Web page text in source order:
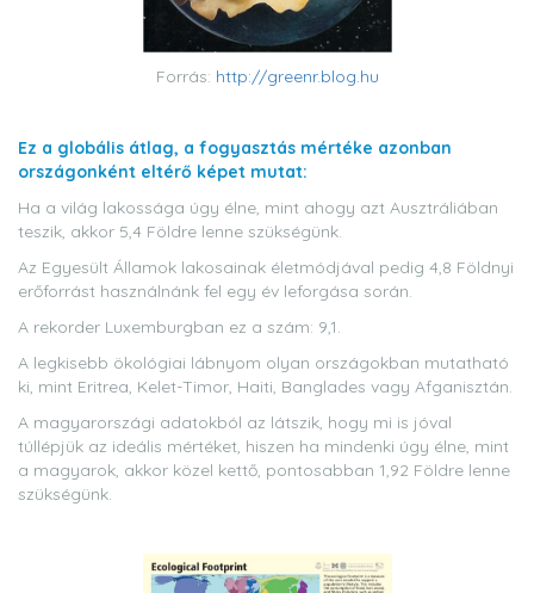
Forrás: http://greenr.blog.hu
Ez a globális átlag, a fogyasztás mértéke azonban
országonként eltérő képet mutat:
Ha a világ lakossága úgy élne, mint ahogy azt Ausztráliában
teszik, akkor 5,4 Földre lenne szükségünk.
Az Egyesült Államok lakosainak életmódjával pedig 4,8 Földnyi
erőforrást használnánk fel egy év leforgása során.
A rekorder Luxemburgban ez a szám: 9,1.
A legkisebb ökológiai lábnyom olyan országokban mutatható
ki, mint Eritrea, Kelet-Timor, Haiti, Banglades vagy Afganisztán.
A magyarországi adatokból az látszik, hogy mi is jóval
túllépjük az ideális mértéket, hiszen ha mindenki úgy élne, mint
a magyarok, akkor közel kettő, pontosabban 1,92 Földre lenne
szükségünk.